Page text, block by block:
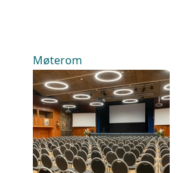
Møterom